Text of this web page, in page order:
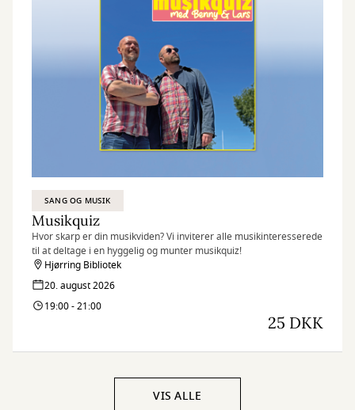
SANG OG MUSIK
Musikquiz
Hvor skarp er din musikviden? Vi inviterer alle musikinteresserede
til at deltage i en hyggelig og munter musikquiz!
Hjørring Bibliotek
20. august 2026
19:00 - 21:00
25 DKK
VIS ALLE